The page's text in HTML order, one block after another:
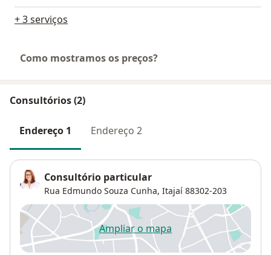
+ 3 serviços
Como mostramos os preços?
Consultórios (2)
Endereço 1 Endereço 2
Consultório particular
Rua Edmundo Souza Cunha, Itajaí 88302-203
Ampliar o mapaabre num novo separador